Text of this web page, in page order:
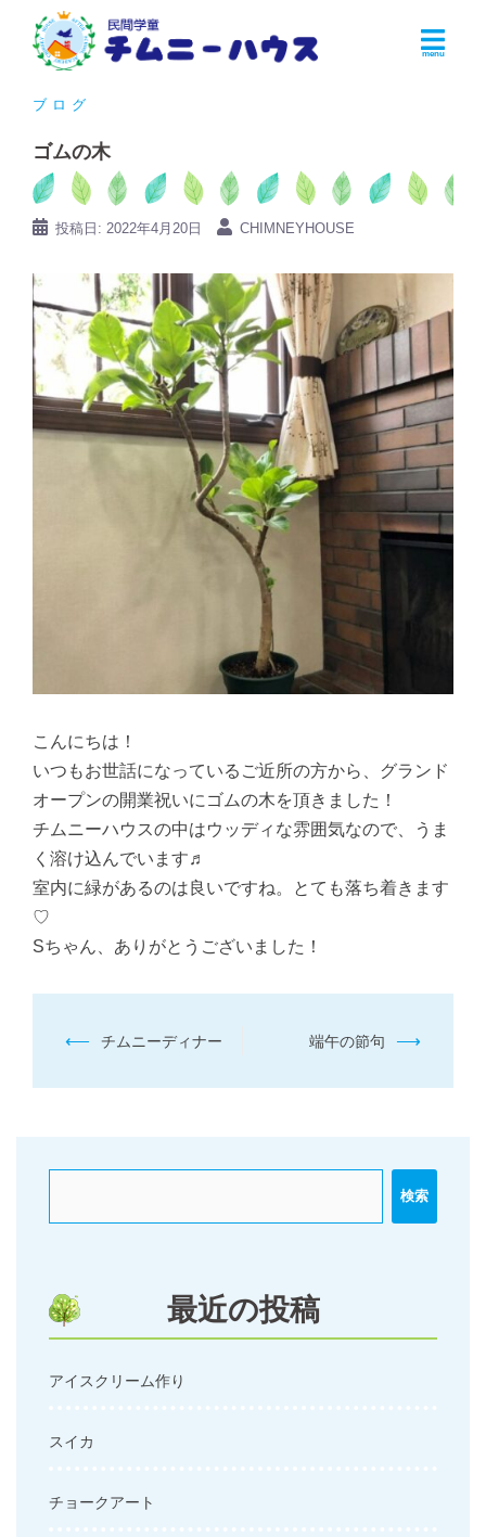
ブログ
ゴムの木
投稿日: 2022年4月20日 CHIMNEYHOUSE
こんにちは！
いつもお世話になっているご近所の方から、グランド
オープンの開業祝いにゴムの木を頂きました！
チムニーハウスの中はウッディな雰囲気なので、うま
く溶け込んでいます♬
室内に緑があるのは良いですね。とても落ち着きます
♡
Sちゃん、ありがとうございました！
投
ゲ
ン
⟵ チムニーディナー 端午の節句 ⟶
検索
最近の投稿
アイスクリーム作り
スイカ
チョークアート